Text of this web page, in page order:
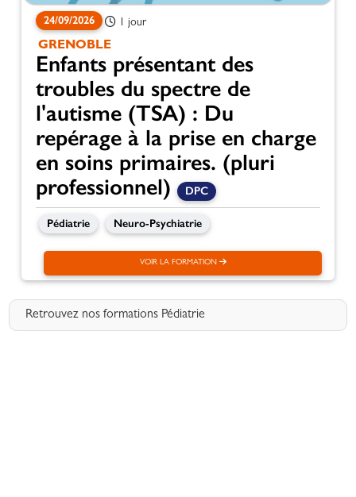
24/09/2026 1 jour
GRENOBLE
Enfants présentant des
troubles du spectre de
l'autisme (TSA) : Du
repérage à la prise en charge
en soins primaires. (pluri
professionnel)
DPC
Pédiatrie Neuro-Psychiatrie
VOIR LA FORMATION
Retrouvez nos formations Pédiatrie